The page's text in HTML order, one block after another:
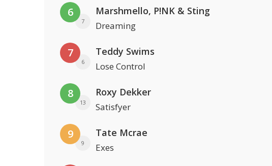
6
7
Marshmello, P!NK & Sting
Dreaming
7
6
Teddy Swims
Lose Control
8
13
Roxy Dekker
Satisfyer
9
9
Tate Mcrae
Exes